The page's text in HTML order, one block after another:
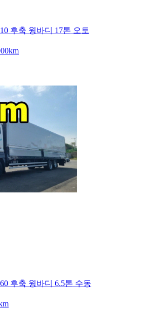
후축 윙바디 17톤 오토
후축 윙바디 6.5톤 수동